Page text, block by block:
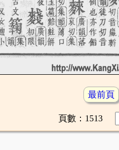
最前頁
頁數：1513